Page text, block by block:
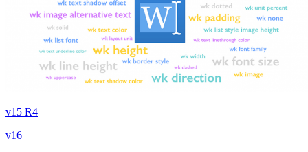
v15 R4
v16